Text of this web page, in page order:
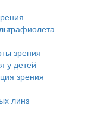
зрения
у детей
зрения
линз